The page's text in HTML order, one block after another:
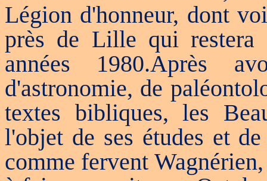
Légion d'honneur, dont
près de Lille qui restera
années 1980.Après
d'astronomie, de
textes bibliques, les
l'objet de ses études et
comme fervent